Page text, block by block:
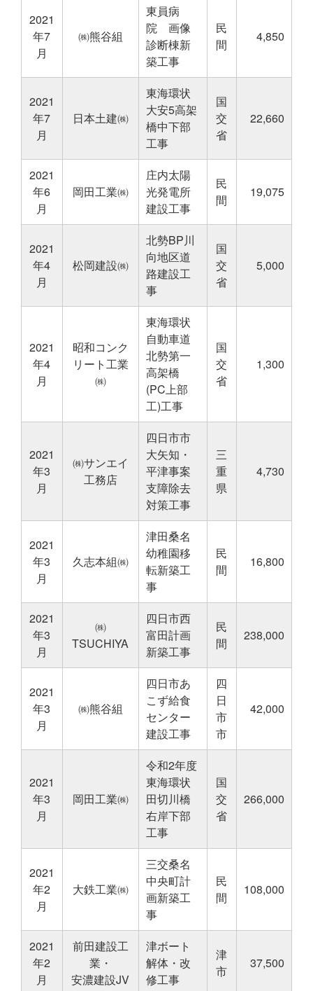
2021
年7
月
㈱熊谷組
東員病
院 画像
診断棟新
築工事
民
間
4,850
2021
年7
月
日本土建㈱
東海環状
大安5高架
橋中下部
工事
国
交
省
22,660
2021
年6
月
岡田工業㈱
庄内太陽
光発電所
建設工事
民
間
19,075
2021
年4
月
松岡建設㈱
北勢BP川
向地区道
路建設工
事
国
交
省
5,000
2021
年4
月
昭和コンク
リート工業
㈱
東海環状
自動車道
北勢第一
高架橋
(PC上部
工)工事
国
交
省
1,300
2021
年3
月
㈱サンエイ
工務店
四日市市
大矢知・
平津事案
支障除去
対策工事
三
重
県
4,730
2021
年3
月
久志本組㈱
津田桑名
幼稚園移
転新築工
事
民
間
16,800
2021
年3
月
㈱
TSUCHIYA
四日市西
富田計画
新築工事
民
間
238,000
2021
年3
月
㈱熊谷組
四日市あ
こず給食
センター
建設工事
四
日
市
市
42,000
2021
年3
月
岡田工業㈱
令和2年度
東海環状
田切川橋
右岸下部
工事
国
交
省
266,000
2021
年2
月
大鉄工業㈱
三交桑名
中央町計
画新築工
事
民
間
108,000
2021
年2
月
前田建設工
業・
安濃建設JV
津ボート
解体・改
修工事
津
市
37,500